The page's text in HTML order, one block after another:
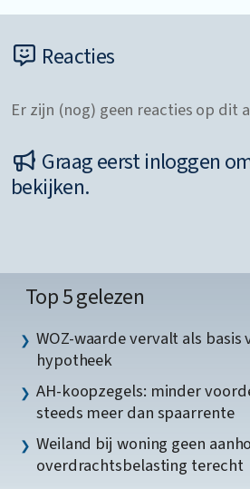
Reacties
Er zijn (nog) geen reacties op dit
Graag eerst inloggen
bekijken.
Top 5 gelezen
WOZ-waarde vervalt als basis
hypotheek
AH-koopzegels: minder
steeds meer dan spaarrente
Weiland bij woning geen
overdrachtsbelasting terecht